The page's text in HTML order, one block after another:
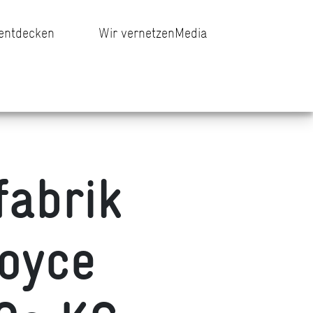
Wir vernetzenMedia